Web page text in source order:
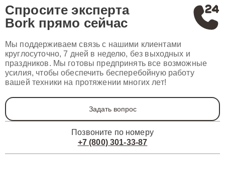
Спросите эксперта
Bork прямо сейчас
Мы поддерживаем связь с нашими клиентами
круглосуточно, 7 дней в неделю, без выходных и
праздников. Мы готовы предпринять все возможные
усилия, чтобы обеспечить бесперебойную работу
вашей техники на протяжении многих лет!
Задать вопрос
Позвоните по номеру
+7 (800) 301-33-87